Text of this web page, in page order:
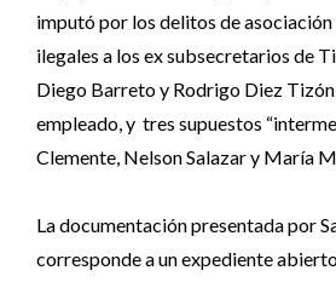
imputó por los delitos de
ilegales a los ex subsecretarios de
Diego Barreto y Rodrigo Diez
empleado, y tres supuestos
Clemente, Nelson Salazar y María
La documentación presentada por
corresponde a un expediente